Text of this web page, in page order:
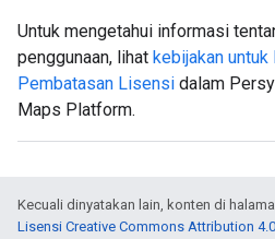
Untuk mengetahui informasi
penggunaan, lihat kebijakan
Pembatasan Lisensi dalam
Maps Platform.
Kecuali dinyatakan lain, konten di
Lisensi Creative Commons Attribution 4.0